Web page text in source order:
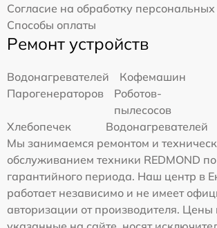
Согласие на обработку
Способы оплаты
Ремонт устройств
Водонагревателей
Кофемашин
Парогенераторов
Роботов-
пылесосов
Хлебопечек
Водонагревателей
Мы занимаемся ремонтом и
обслуживанием техники REDMOND
гарантийного периода. Наш центр в
работает независимо и не имеет
авторизации от производителя. Цены